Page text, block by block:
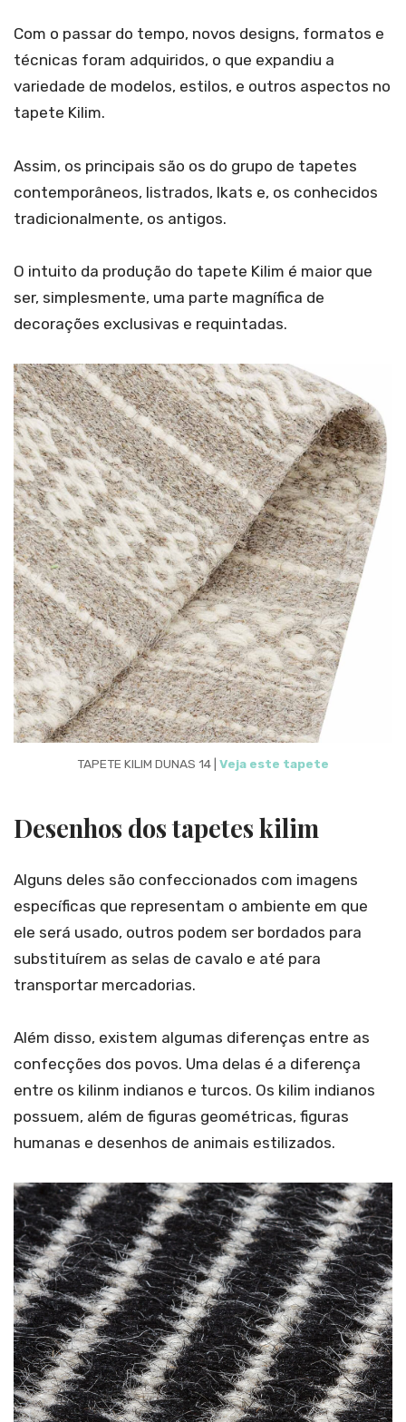
Com o passar do tempo, novos designs, formatos e
técnicas foram adquiridos, o que expandiu a
variedade de modelos, estilos, e outros aspectos no
tapete Kilim.
Assim, os principais são os do grupo de tapetes
contemporâneos, listrados, Ikats e, os conhecidos
tradicionalmente, os antigos.
O intuito da produção do tapete Kilim é maior que
ser, simplesmente, uma parte magnífica de
decorações exclusivas e requintadas.
TAPETE KILIM DUNAS 14 | Veja este tapete
Desenhos dos tapetes kilim
Alguns deles são confeccionados com imagens
específicas que representam o ambiente em que
ele será usado, outros podem ser bordados para
substituírem as selas de cavalo e até para
transportar mercadorias.
Além disso, existem algumas diferenças entre as
confecções dos povos. Uma delas é a diferença
entre os kilinm indianos e turcos. Os kilim indianos
possuem, além de figuras geométricas, figuras
humanas e desenhos de animais estilizados.